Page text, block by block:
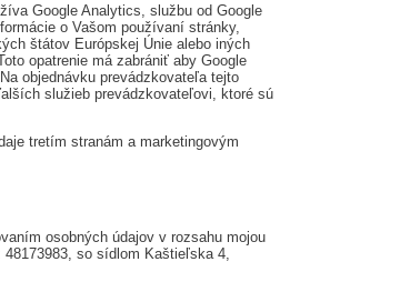
Google Analytics, službu od Google
o Vašom používaní stránky,
štátov Európskej Únie alebo iných
opatrenie má zabrániť aby Google
objednávku prevádzkovateľa tejto
služieb prevádzkovateľovi, ktoré sú
tretím stranám a marketingovým
osobných údajov v rozsahu mojou
48173983, so sídlom Kaštieľska 4,